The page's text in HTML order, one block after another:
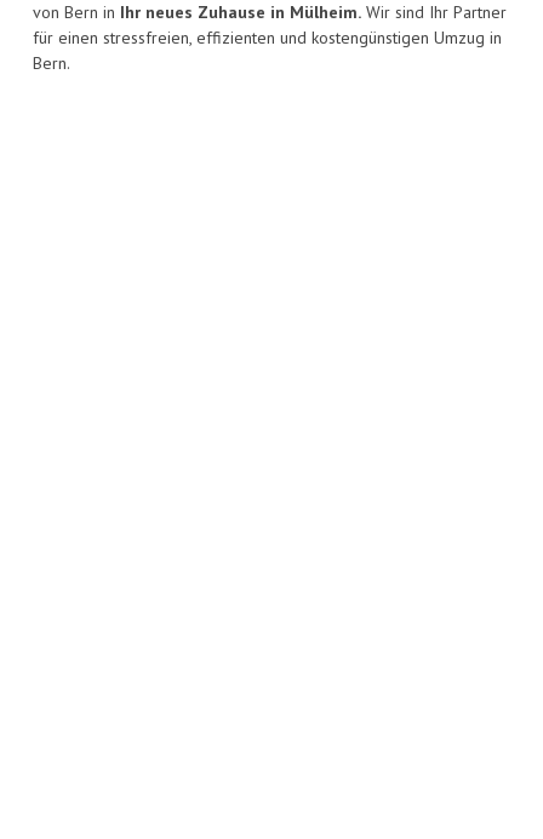
von Bern in Ihr neues Zuhause in Mülheim. Wir sind Ihr Partner
für einen stressfreien, effizienten und kostengünstigen Umzug in
Bern.